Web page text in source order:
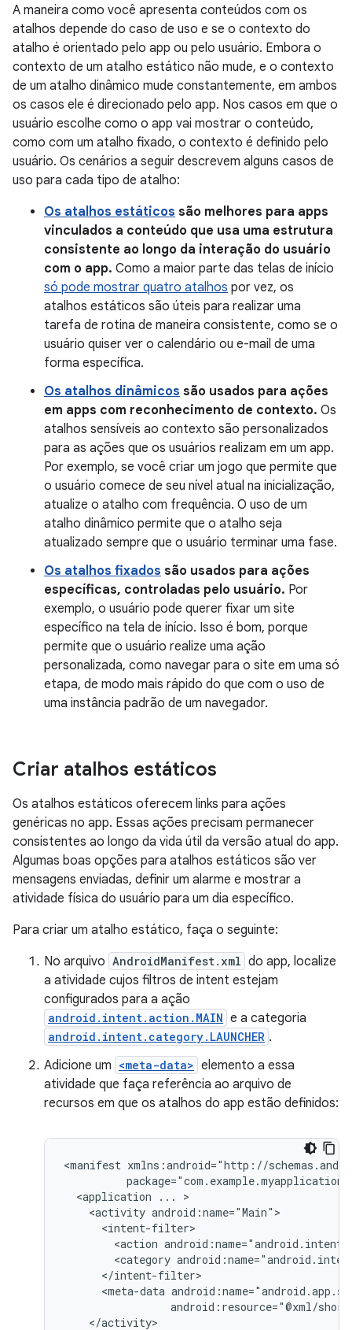
A maneira como você apresenta conteúdos com os
atalhos depende do caso de uso e se o contexto do
atalho é orientado pelo app ou pelo usuário. Embora o
contexto de um atalho estático não mude, e o contexto
de um atalho dinâmico mude constantemente, em ambos
os casos ele é direcionado pelo app. Nos casos em que o
usuário escolhe como o app vai mostrar o conteúdo,
como com um atalho fixado, o contexto é definido pelo
usuário. Os cenários a seguir descrevem alguns casos de
uso para cada tipo de atalho:
Os atalhos estáticos são melhores para apps
vinculados a conteúdo que usa uma estrutura
consistente ao longo da interação do usuário
com o app. Como a maior parte das telas de início
só pode mostrar quatro atalhos por vez, os
atalhos estáticos são úteis para realizar uma
tarefa de rotina de maneira consistente, como se o
usuário quiser ver o calendário ou e-mail de uma
forma específica.
Os atalhos dinâmicos são usados para ações
em apps com reconhecimento de contexto. Os
atalhos sensíveis ao contexto são personalizados
para as ações que os usuários realizam em um app.
Por exemplo, se você criar um jogo que permite que
o usuário comece de seu nível atual na inicialização,
atualize o atalho com frequência. O uso de um
atalho dinâmico permite que o atalho seja
atualizado sempre que o usuário terminar uma fase.
Os atalhos fixados são usados para ações
específicas, controladas pelo usuário. Por
exemplo, o usuário pode querer fixar um site
específico na tela de início. Isso é bom, porque
permite que o usuário realize uma ação
personalizada, como navegar para o site em uma só
etapa, de modo mais rápido do que com o uso de
uma instância padrão de um navegador.
Criar atalhos estáticos
Os atalhos estáticos oferecem links para ações
genéricas no app. Essas ações precisam permanecer
consistentes ao longo da vida útil da versão atual do app.
Algumas boas opções para atalhos estáticos são ver
mensagens enviadas, definir um alarme e mostrar a
atividade física do usuário para um dia específico.
Para criar um atalho estático, faça o seguinte:
No arquivo AndroidManifest.xml do app, localize
a atividade cujos filtros de intent estejam
configurados para a ação
android.intent.action.MAIN e a categoria
android.intent.category.LAUNCHER .
Adicione um <meta-data> elemento a essa
atividade que faça referência ao arquivo de
recursos em que os atalhos do app estão definidos:
<manifest
<application ...
<activity
<action
<category
<meta-data
android:resource="@xml/